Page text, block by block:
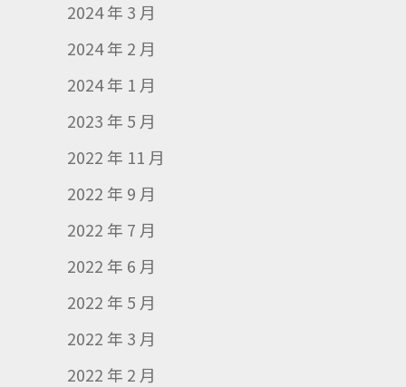
2024 年 3 月
2024 年 2 月
2024 年 1 月
2023 年 5 月
2022 年 11 月
2022 年 9 月
2022 年 7 月
2022 年 6 月
2022 年 5 月
2022 年 3 月
2022 年 2 月